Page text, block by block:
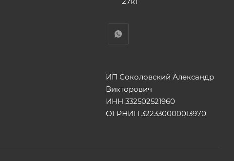
ИП Соколовский Александр
Викторович
ИНН 332502521960
ОГРНИП 322330000013970